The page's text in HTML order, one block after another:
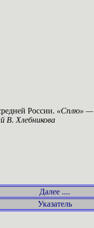
России. «Сплю» —
В. Хлебникова
Далее ....
Указатель